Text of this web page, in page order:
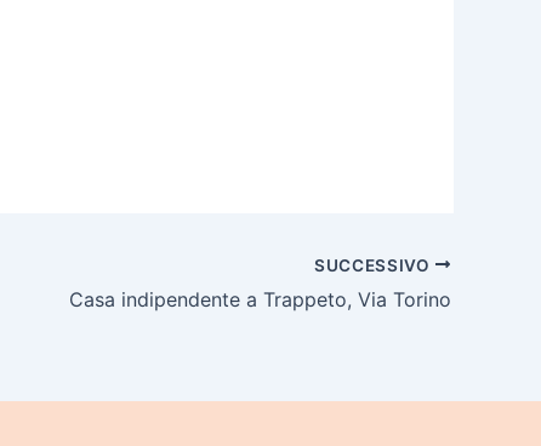
SUCCESSIVO
Casa indipendente a Trappeto, Via Torino